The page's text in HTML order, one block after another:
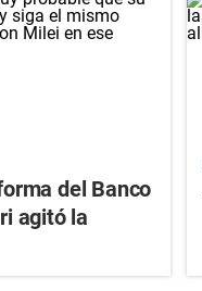
del Banco
agitó la